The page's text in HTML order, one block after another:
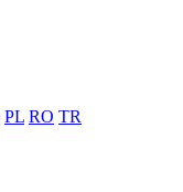
PL RO TR